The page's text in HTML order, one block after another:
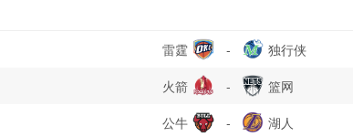
雷霆 - 独行侠
火箭 - 篮网
公牛 - 湖人